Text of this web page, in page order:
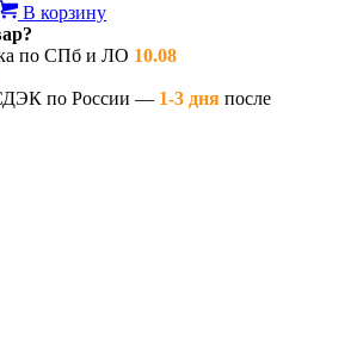
В корзину
по СПб и ЛО 10.08
по России — 1-3 дня после